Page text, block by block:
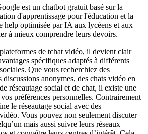
est un chatbot gratuit basé sur la
d'apprentissage pour l'éducation et la
help optimisée par IA aux lycéens et aux
à mieux comprendre leurs devoirs.
de tchat vidéo, il devient clair
spécifiques adaptés à différents
Que vous recherchiez des
anonymes, des chats vidéo en
réseautage social et de chat, il existe une
préférences personnelles. Contrairement
le réseautage social avec des
Vous pouvez non seulement discuter
mais aussi suivre leurs réseaux